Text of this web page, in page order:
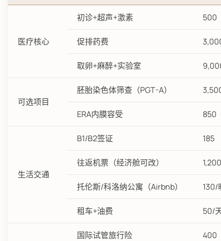
医疗核心
初诊+超声+激素 500
促排药费
取卵+麻醉+实验室
可选项目
胚胎染色体筛查（PGT-A）
ERA内膜容受 850
生活交通
B1/B2签证 185
往返机票（经济舱可改） 1,200
托伦斯/科洛纳公寓（Airbnb） 130/
租车+油费 50/
国际试管旅行险 400